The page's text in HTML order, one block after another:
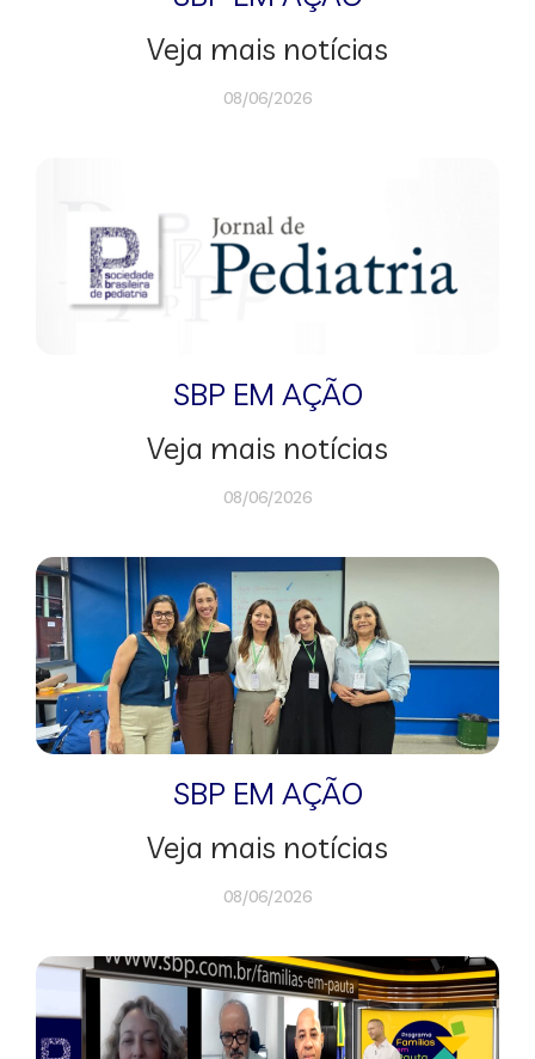
Veja mais notícias
08/06/2026
SBP EM AÇÃO
Veja mais notícias
08/06/2026
SBP EM AÇÃO
Veja mais notícias
08/06/2026